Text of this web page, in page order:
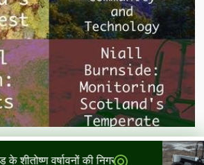
वर्षावनों की निगरानी